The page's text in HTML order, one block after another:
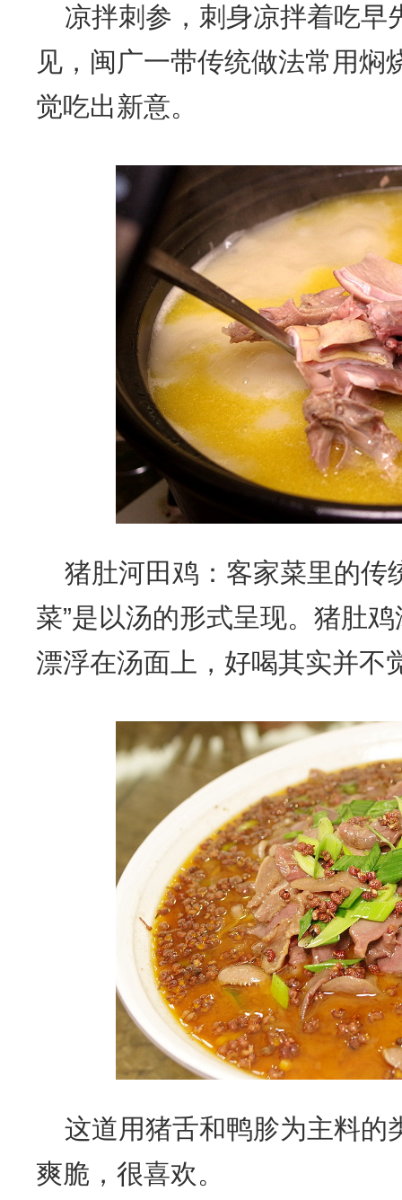
凉拌刺参，刺身凉拌着吃早
见，闽广一带传统做法常用焖
觉吃出新意。
猪肚河田鸡：客家菜里的传
菜”是以汤的形式呈现。猪肚
漂浮在汤面上，好喝其实并不
这道用猪舌和鸭胗为主料的
爽脆，很喜欢。